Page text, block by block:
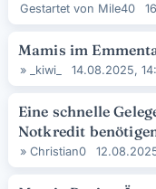
Gestartet von Mile40
Mamis im
» _kiwi_ 14.08.2025,
Eine schnelle
Notkredit
» Christian0